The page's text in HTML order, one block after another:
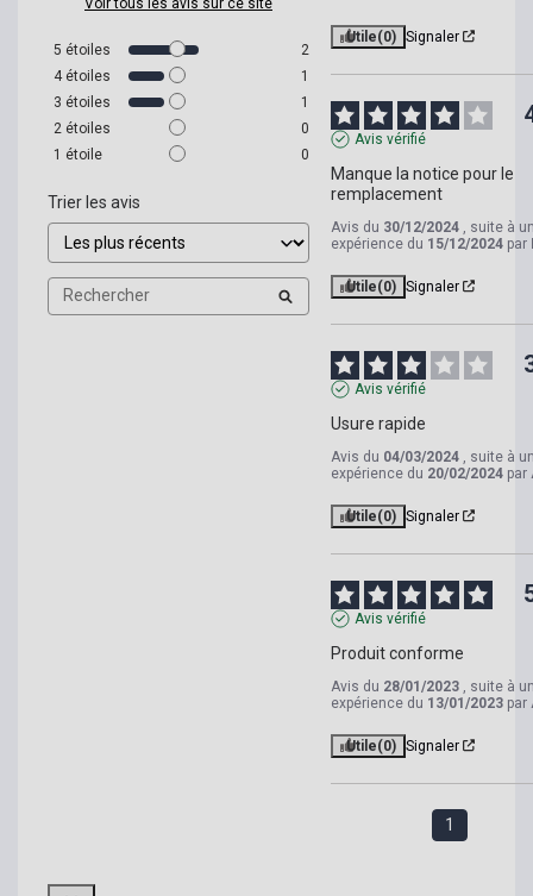
5 étoiles
2
4 étoiles
1
3 étoiles
1
2 étoiles
0
1 étoile 0
Trier les avis
Utile(0) Signaler
Avis vérifié
Manque la notice pour le
remplacement
Avis du 30/12/2024
, suite à
expérience du 15/12/2024 par
Utile(0) Signaler
Avis vérifié
Usure rapide
Avis du 04/03/2024
, suite à
expérience du 20/02/2024 par
Utile(0) Signaler
Avis vérifié
Produit conforme
Avis du 28/01/2023
, suite à
expérience du 13/01/2023 par
Utile(0) Signaler
1